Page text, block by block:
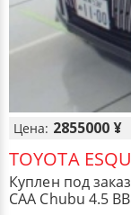
Цена: 2855000 ¥
TOYOTA
Куплен под
CAA Chubu 4.5 BB